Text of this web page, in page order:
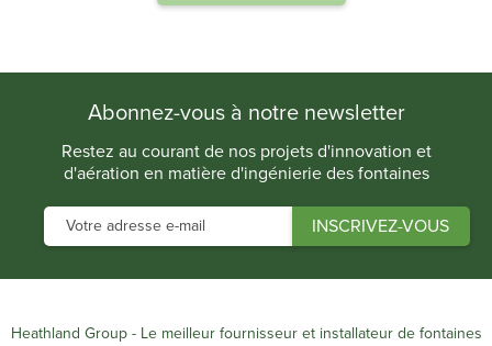
Abonnez-vous à notre newsletter
Restez au courant de nos projets d'innovation et
d'aération en matière d'ingénierie des fontaines
Heathland Group - Le meilleur fournisseur et installateur de fontaines